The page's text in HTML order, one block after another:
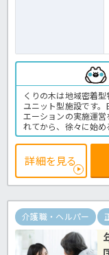
くりの木は地域密着
ユニット型施設です
エーションの実施運
れてから、徐々に始
ができます♪また、法
して、仕事と家庭が
仕事もプライベートも
しい詳細はほっ介護
介護業務全般です。
＜介護職 正職員 特
詳細を見る
介護職・ヘルパー